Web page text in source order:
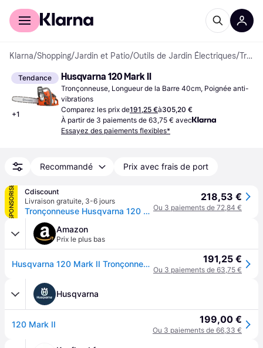
Acheter avec Klarna
Klarna/Shopping/Jardin et Patio/Outils de Jardin Électriques/ Tronçonneuses
Tendance
+1
Husqvarna 120 Mark II
Tronçonneuse, Longueur de la Barre 40cm, Poignée anti-
vibrations
Comparez les prix de191,25 €à305,20 €
À partir de 3 paiements de 63,75 € avec
Essayez des paiements flexibles*
Recommandé Prix avec frais de port
SPONSORISÉ
Cdiscount
Livraison gratuite, 3-6 jours
Tronçonneuse Husqvarna 120 Mark II 35 cm - 38 cm³ - Orange
218,53 €
Ou 3 paiements de 72,84 €
Amazon
Prix le plus bas
Husqvarna 120 Mark II Tronçonneuse Thermique 191,25 €
Ou 3 paiements de 63,75 €
Husqvarna
120 Mark II 199,00 €
Ou 3 paiements de 66,33 €